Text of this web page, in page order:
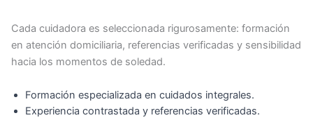
Cada cuidadora es seleccionada rigurosamente: formación
en atención domiciliaria, referencias verificadas y sensibilidad
hacia los momentos de soledad.
Formación especializada en cuidados integrales.
Experiencia contrastada y referencias verificadas.